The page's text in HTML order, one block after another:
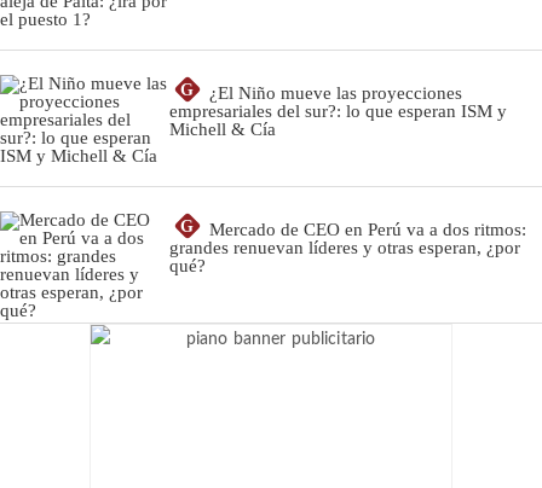
G
¿El Niño mueve las proyecciones
empresariales del sur?: lo que esperan ISM y
Michell & Cía
G
Mercado de CEO en Perú va a dos ritmos:
grandes renuevan líderes y otras esperan, ¿por
qué?